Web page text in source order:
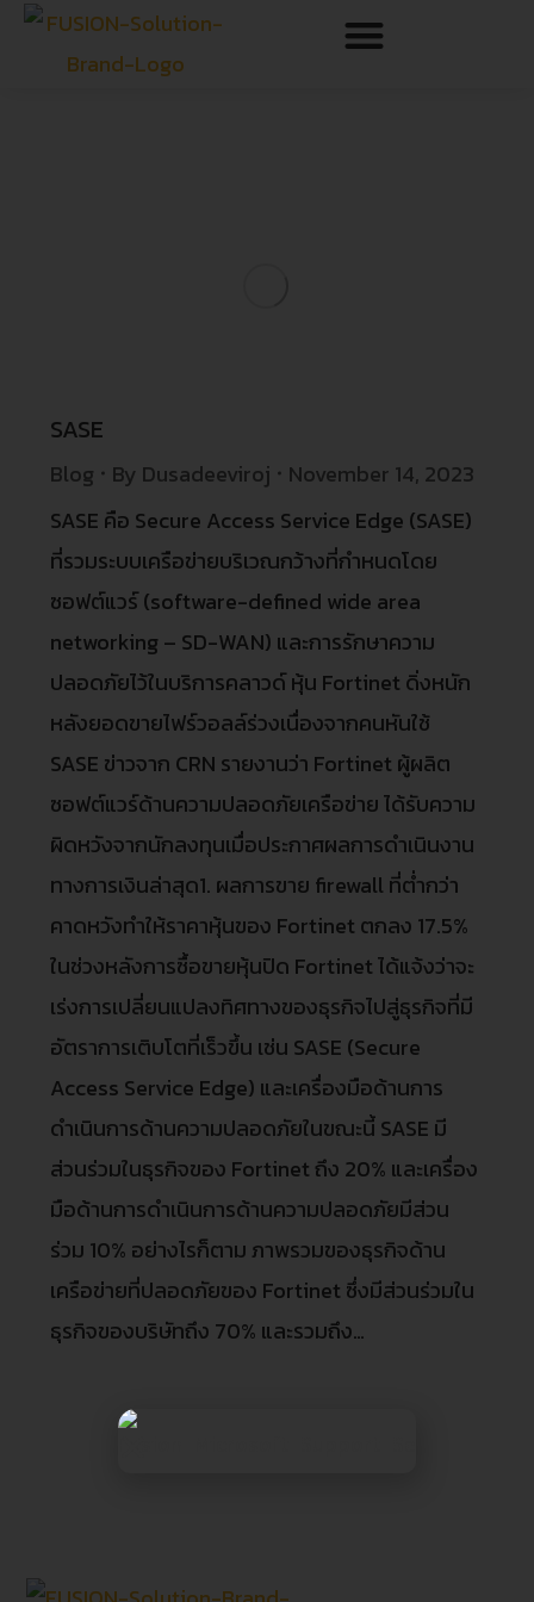
SASE
Blog By Dusadeeviroj
November 14, 2023
SASE คือ Secure Access Service Edge (SASE)
ที่รวมระบบเครือข่ายบริเวณกว้างที่กำหนดโดย
ซอฟต์แวร์ (software-defined wide area
networking – SD-WAN) และการรักษาความ
ปลอดภัยไว้ในบริการคลาวด์ หุ้น Fortinet ดิ่งหนัก
หลังยอดขายไฟร์วอลล์ร่วงเนื่องจากคนหันใช้
SASE ข่าวจาก CRN รายงานว่า Fortinet ผู้ผลิต
ซอฟต์แวร์ด้านความปลอดภัยเครือข่าย ได้รับความ
ผิดหวังจากนักลงทุนเมื่อประกาศผลการดำเนินงาน
ทางการเงินล่าสุด1. ผลการขาย firewall ที่ต่ำกว่า
คาดหวังทำให้ราคาหุ้นของ Fortinet ตกลง 17.5%
ในช่วงหลังการซื้อขายหุ้นปิด Fortinet ได้แจ้งว่าจะ
เร่งการเปลี่ยนแปลงทิศทางของธุรกิจไปสู่ธุรกิจที่มี
อัตราการเติบโตที่เร็วขึ้น เช่น SASE (Secure
Access Service Edge) และเครื่องมือด้านการ
ดำเนินการด้านความปลอดภัยในขณะนี้ SASE มี
ส่วนร่วมในธุรกิจของ Fortinet ถึง 20% และเครื่อง
มือด้านการดำเนินการด้านความปลอดภัยมีส่วน
ร่วม 10% อย่างไรก็ตาม ภาพรวมของธุรกิจด้าน
เครือข่ายที่ปลอดภัยของ Fortinet ซึ่งมีส่วนร่วมใน
ธุรกิจของบริษัทถึง 70% และรวมถึง…